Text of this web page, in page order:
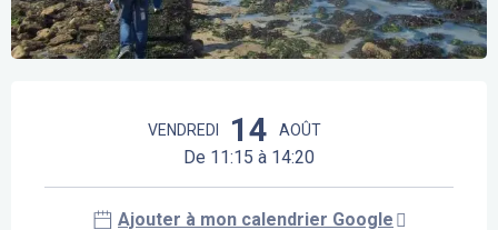
VENDREDI 14 AOÛT
De 11:15 à 14:20
Ajouter à mon calendrier Google